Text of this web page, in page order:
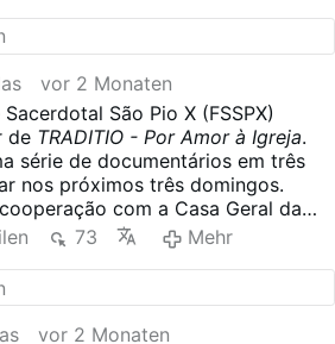
vor 2 Monaten
São Pio X (FSSPX)
de TRADITIO - Por Amor à Igreja.
série de documentários em três
nos próximos três domingos.
com a Casa Geral da
de dois anos, o filme segue os
escolas, missões e
Fraternidade em todo o mundo. O
na vocação sacerdotal e no
Parece evitar qualquer crítica à
73 Mehr
vor 2 Monaten